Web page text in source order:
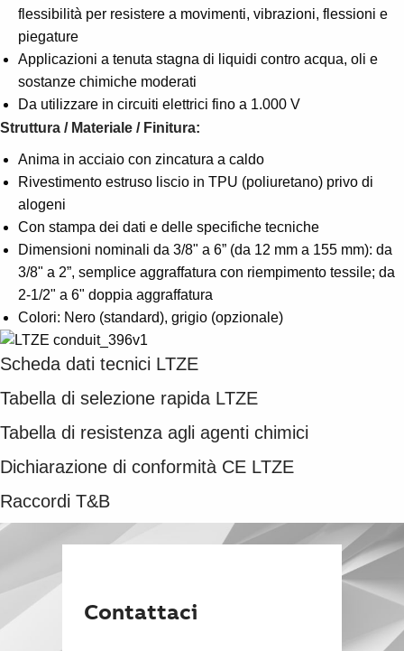
flessibilità per resistere a movimenti, vibrazioni, flessioni e
piegature
Applicazioni a tenuta stagna di liquidi contro acqua, oli e
sostanze chimiche moderati
Da utilizzare in circuiti elettrici fino a 1.000 V
Struttura / Materiale / Finitura:
Anima in acciaio con zincatura a caldo
Rivestimento estruso liscio in TPU (poliuretano) privo di
alogeni
Con stampa dei dati e delle specifiche tecniche
Dimensioni nominali da 3/8" a 6” (da 12 mm a 155 mm): da
3/8" a 2”, semplice aggraffatura con riempimento tessile; da
2-1/2" a 6" doppia aggraffatura
Colori: Nero (standard), grigio (opzionale)
Scheda dati tecnici LTZE
Tabella di selezione rapida LTZE
Tabella di resistenza agli agenti chimici
Dichiarazione di conformità CE LTZE
Raccordi T&B
Contattaci